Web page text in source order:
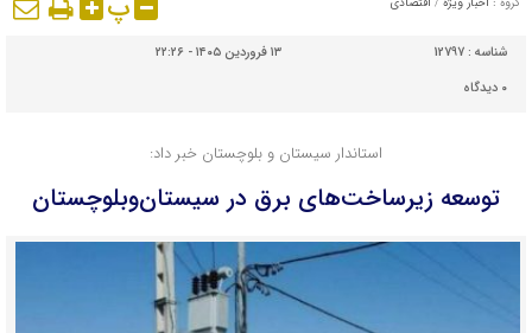
پ
شناسه : 12797
۱۳ فروردین ۱۴۰۵ - ۲۲:۲۶
۰ دیدگاه
استاندار سیستان و بلوچستان خبر داد:
توسعه زیرساخت‌های برق در سیستان‌وبلوچستان